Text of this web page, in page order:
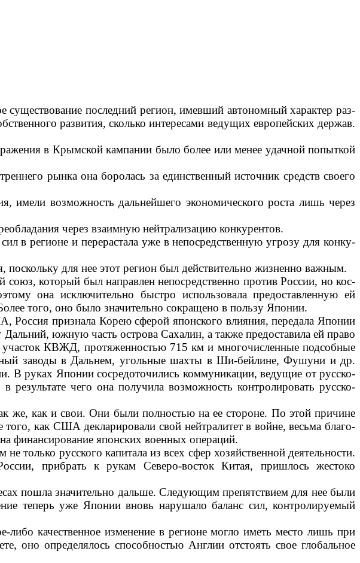
последний ре­гион, имевший автономный характер раз­
развития, сколько интересами ведущих европейских держав.
в Крымской кампа­нии было более или менее удачной по­пыткой
рынка она боролась за единственный источник средств своего
имели возможность дальнейшего экономического роста лишь через
через взаимную нейтрализацию конкурентов.
в регионе и перерастала уже в непосредственную угрозу для конку­
поскольку для нее этот реги­он был действительно жизненно важным.
который был направлен непосредственно против России, но кос­
она исключительно быстро исполь­зовала предоставленную ей
того, оно было значительно сокращено в пользу Японии.
признала Корею сферой японского влияния, передала Японии
южную часть острова Саха­лин, а также предоставила ей право
КВЖД, протяженностью 715 км и многочисленные подсобные
за­воды в Дальнем, угольные шахты в Ши-бейлине, Фушуни и др.
В руках Японии сосредоточились коммуникации, ведущие от русско-
чего она получила возможность контролировать русско-
же, как и свои. Они были пол­ностью на ее стороне. По этой причине
как США декларировали свой нейтралитет в войне, весьма благо­
финансирование японских во­енных операций.
русского капитала из всех сфер хозяйственной деятельности.
при­брать к рукам Северо-восток Китая, при­шлось жестоко
пошла значительно дальше. Сле­дующим препятствием для нее были
теперь уже Японии вновь нарушало баланс сил, контролируемый
качественное изменение в ре­гионе могло иметь место лишь при
оно определялось способностью Англии от­стоять свое глобальное